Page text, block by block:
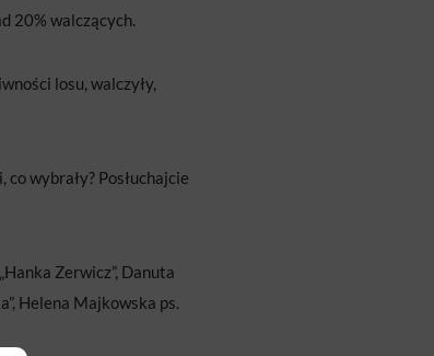
20% walczących.
losu, walczyły,
wybrały? Posłuchajcie
Zerwicz”, Danuta
Helena Majkowska ps.